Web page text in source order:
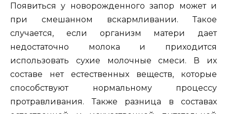
Появиться у новорожденного запор может и
при смешанном вскармливании. Такое
случается, если организм матери дает
недостаточно молока и приходится
использовать сухие молочные смеси. В их
составе нет естественных веществ, которые
способствуют нормальному процессу
протравливания. Также разница в составах